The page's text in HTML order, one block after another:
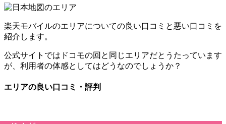
楽天モバイルのエリアについての良い口コミと悪い口コミを
紹介します。
公式サイトではドコモの回と同じエリアだとうたっています
が、利用者の体感としてはどうなのでしょうか？
エリアの良い口コミ・評判